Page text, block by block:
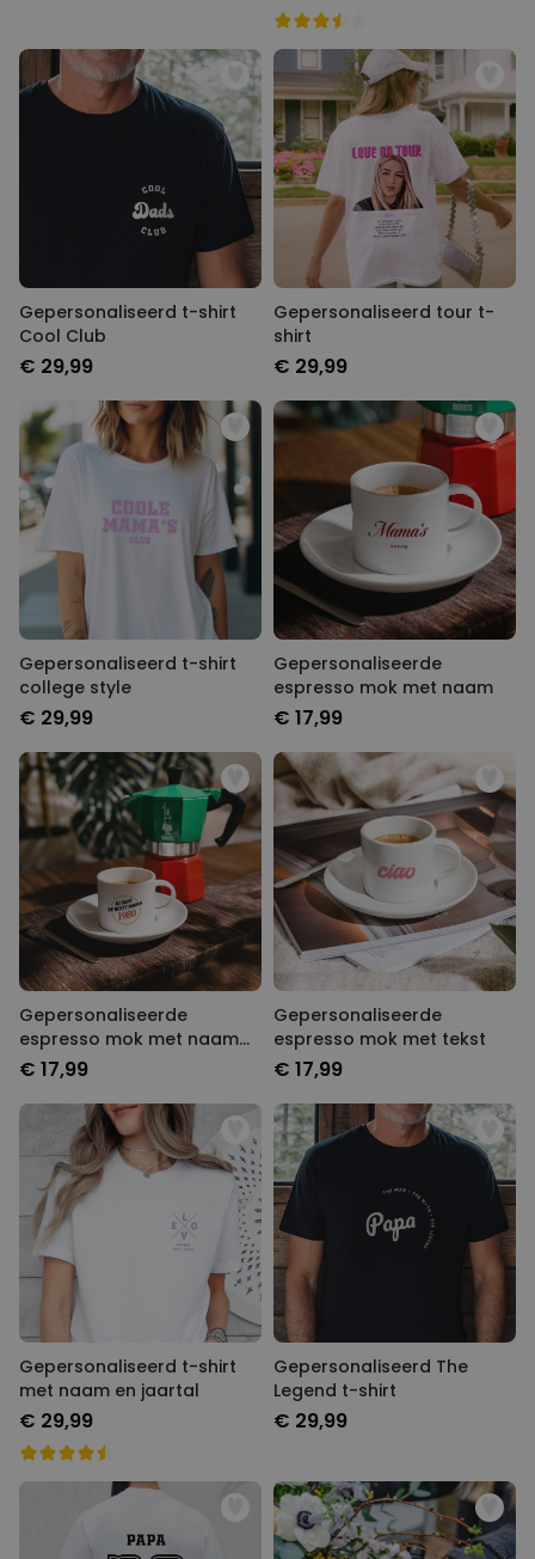
Gepersonaliseerd t-shirt
Cool Club
€ 29,99
Gepersonaliseerd tour t-
shirt
€ 29,99
Gepersonaliseerd t-shirt
college style
€ 29,99
Gepersonaliseerde
espresso mok met naam
€ 17,99
Gepersonaliseerde
espresso mok met naam
en jaartal
€ 17,99
Gepersonaliseerde
espresso mok met tekst
€ 17,99
Gepersonaliseerd t-shirt
met naam en jaartal
€ 29,99
Gepersonaliseerd The
Legend t-shirt
€ 29,99